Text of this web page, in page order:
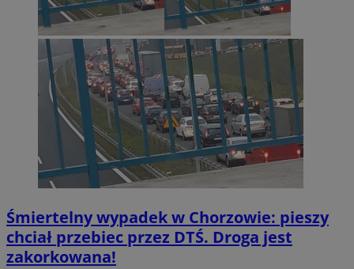
Śmiertelny wypadek w Chorzowie: pieszy
chciał przebiec przez DTŚ. Droga jest
zakorkowana!